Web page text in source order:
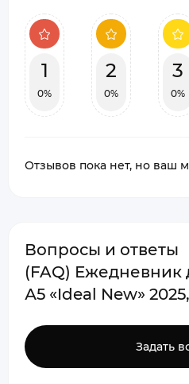
1
0%
2
0%
3
0%
Отзывов пока нет, но ваш
Вопросы и ответы
(FAQ) Ежедневник
А5 «Ideal New»
Задать